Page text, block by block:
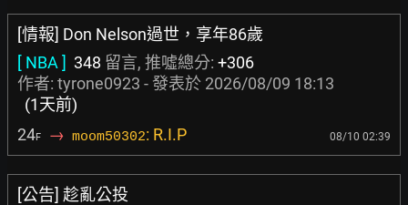
[情報] Don Nelson過世，享年86歲
[ NBA ] 348 留言, 推噓總分: +306
作者: tyrone0923 - 發表於 2026/08/09 18:13
(1天前)
24F → moom50302: R.I.P 08/10 02:39
[公告] 趁亂公投